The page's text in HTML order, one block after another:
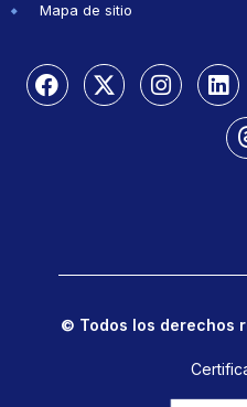
Mapa de sitio
© Todos los derechos